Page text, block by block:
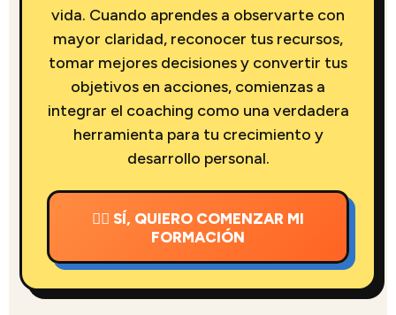
vida. Cuando aprendes a observarte con
mayor claridad, reconocer tus recursos,
tomar mejores decisiones y convertir tus
objetivos en acciones, comienzas a
integrar el coaching como una verdadera
herramienta para tu crecimiento y
desarrollo personal.
👉🏻 SÍ, QUIERO COMENZAR MI
FORMACIÓN